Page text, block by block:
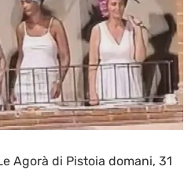
Agorà di Pistoia domani, 31